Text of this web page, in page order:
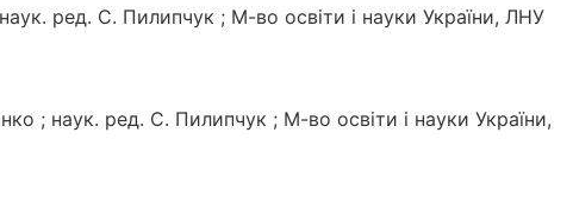
ред. С. Пилипчук ; М-во освіти і науки України, ЛНУ
; наук. ред. С. Пилипчук ; М-во освіти і науки України,